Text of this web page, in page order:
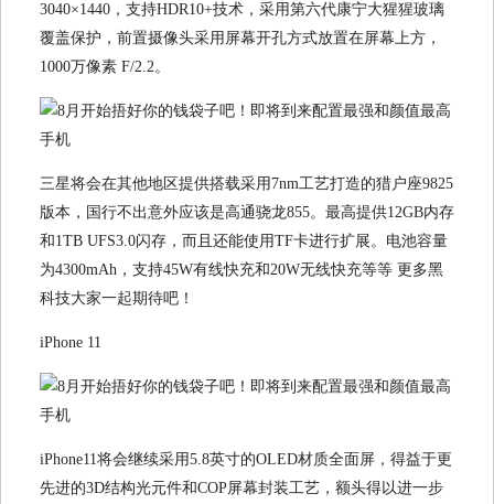
3040×1440，支持HDR10+技术，采用第六代康宁大猩猩玻璃
覆盖保护，前置摄像头采用屏幕开孔方式放置在屏幕上方，
1000万像素 F/2.2。
三星将会在其他地区提供搭载采用7nm工艺打造的猎户座9825
版本，国行不出意外应该是高通骁龙855。最高提供12GB内存
和1TB UFS3.0闪存，而且还能使用TF卡进行扩展。电池容量
为4300mAh，支持45W有线快充和20W无线快充等等 更多黑
科技大家一起期待吧！
iPhone 11
iPhone11将会继续采用5.8英寸的OLED材质全面屏，得益于更
先进的3D结构光元件和COP屏幕封装工艺，额头得以进一步